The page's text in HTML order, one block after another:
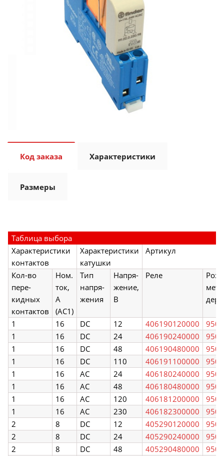
Код заказа Характеристики
Размеры
Таблица выбора
Характеристики
контактов
Характеристики
катушки
Артикул
Кол-во
пере-
кидных
контактов
Ном.
ток,
А
(АС1)
Тип
напря-
жения
Напря-
жение,
В
Реле
1 16 DC 12 406190120000
1
16 DC 24 406190240000
1
16 DC 48 406190480000
1
16 DC 110 406191100000
1
16 AC 24 406180240000
1
16 AC 48 406180480000
1
16 AC 120 406181200000
1
16 AC 230 406182300000
2
8 DC 12 405290120000
2
8 DC 24 405290240000
2
8 DC 48 405290480000